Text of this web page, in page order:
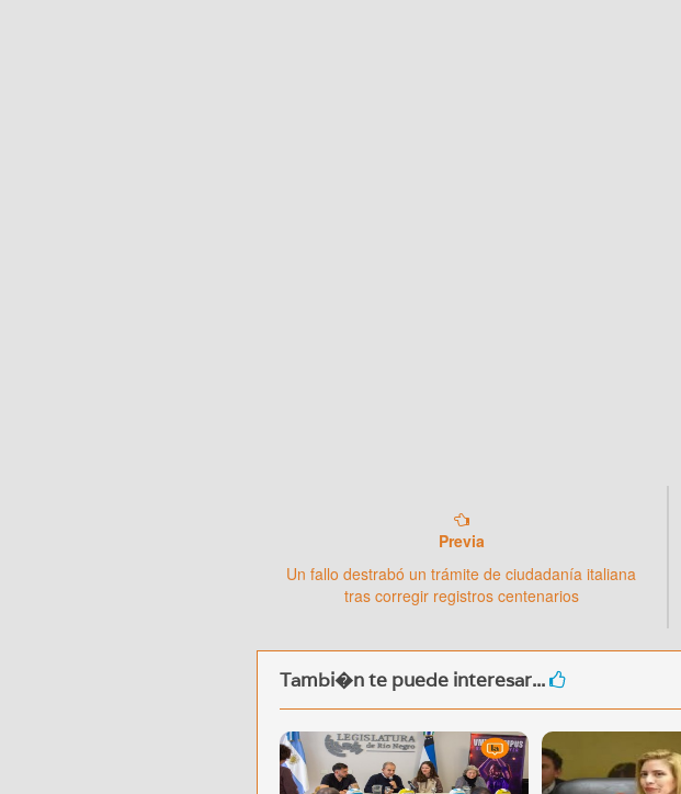
Previa
Un fallo destrabó un trámite de ciudadanía italiana
tras corregir registros centenarios
Tambi�n te puede interesar...